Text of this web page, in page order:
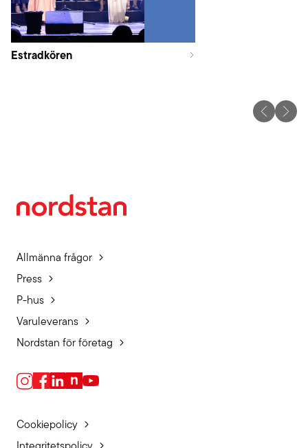
Estradkören
Allmänna frågor
Press
P-hus
Varuleverans
Nordstan för företag
Cookiepolicy